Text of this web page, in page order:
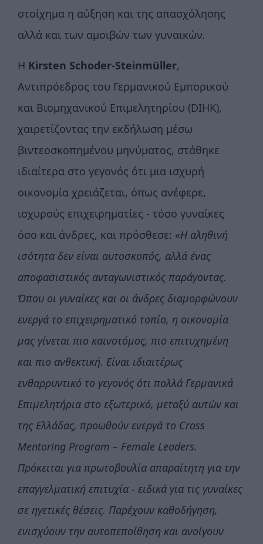
στοίχημα η αύξηση και της απασχόλησης
αλλά και των αμοιβών των γυναικών.
Η Kirsten Schoder-Steinmüller,
Αντιπρόεδρος του Γερμανικού Εμπορικού
και Βιομηχανικού Επιμελητηρίου (DIHK),
χαιρετίζοντας την εκδήλωση μέσω
βιντεοσκοπημένου μηνύματος, στάθηκε
ιδιαίτερα στο γεγονός ότι μια ισχυρή
οικονομία χρειάζεται, όπως ανέφερε,
ισχυρούς επιχειρηματίες - τόσο γυναίκες
όσο και άνδρες, και πρόσθεσε: «Η αληθινή
ισότητα δεν είναι αυτοσκοπός, αλλά ένας
αποφασιστικός ανταγωνιστικός παράγοντας.
Όπου οι γυναίκες και οι άνδρες διαμορφώνουν
ενεργά το επιχειρηματικό τοπίο, η οικονομία
μας γίνεται πιο καινοτόμος, πιο επιτυχημένη
και πιο ανθεκτική. Είναι ιδιαιτέρως
ενθαρρυντικό το γεγονός ότι πολλά Γερμανικά
Επιμελητήρια στο εξωτερικό, μεταξύ αυτών και
της Ελλάδας, προωθούν ενεργά το Cross
Mentoring Program – Female Leaders.
Πρόκειται για πρωτοβουλία απαραίτητη για την
επαγγελματική επιτυχία - ειδικά για τις γυναίκες
σε ηγετικές θέσεις. Παρέχουν καθοδήγηση,
ενισχύουν την αυτοπεποίθηση και ανοίγουν